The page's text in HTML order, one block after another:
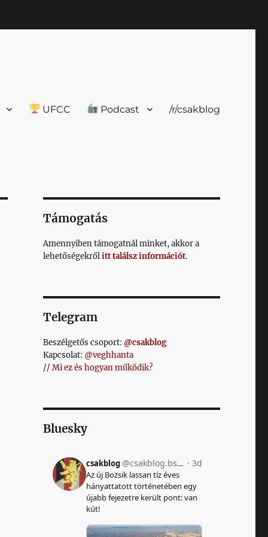
UFCC Podcast /r/csakblog
Támogatás
Amennyiben támogatnál minket, akkor a
lehetőségekrőlitt találsz információt.
Telegram
Beszélgetős csoport: @csakblog
Kapcsolat: @veghhanta
// Mi ez és hogyan működik?
Bluesky